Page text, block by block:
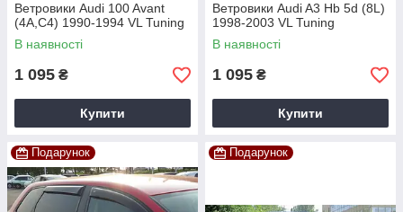
Ветровики Audi 100 Avant
(4A,C4) 1990-1994 VL Tuning
В наявності
1 095 ₴
Купити
Ветровики Audi A3 Hb 5d (8L)
1998-2003 VL Tuning
В наявності
1 095 ₴
Купити
Подарунок Подарунок